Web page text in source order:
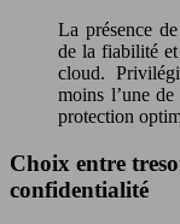
La présence
de la fiabilité et
cloud.
moins l’une
protection
Choix entre
confidentialité